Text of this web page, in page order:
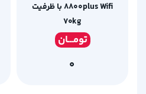
۸۸۰۰plus Wifi با ظرفیت
۷۰kg
تومـــان